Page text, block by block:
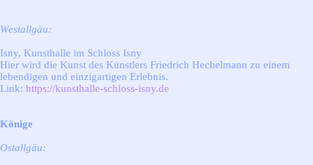
Westallgäu:
Isny, Kunsthalle im Schloss Isny
Hier wird die Kunst des Künstlers Friedrich Hechelmann zu einem
lebendigen und einzigartigen Erlebnis.
Link: https://kunsthalle-schloss-isny.de
Könige
Ostallgäu: